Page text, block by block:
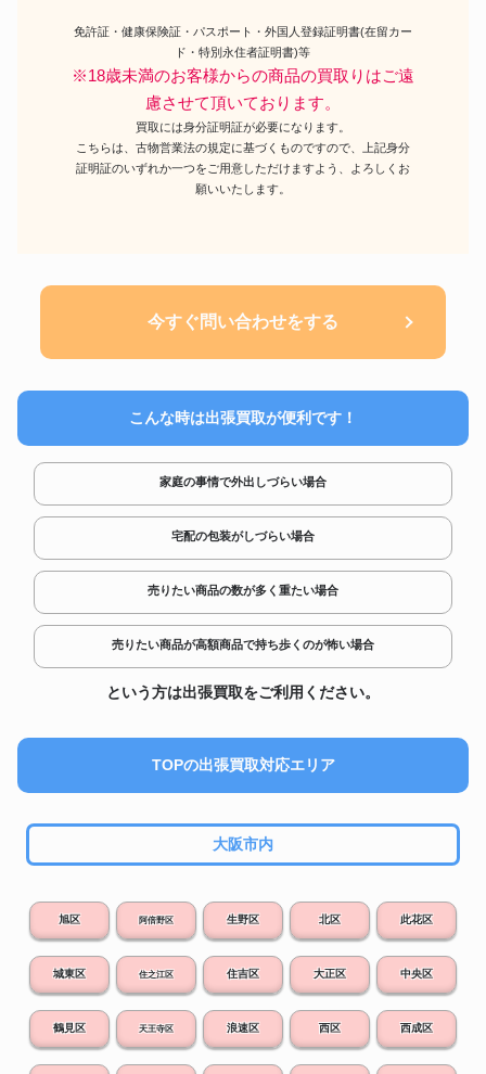
免許証・健康保険証・パスポート・外国人登録証明書(在留カー
ド・特別永住者証明書)等
※18歳未満のお客様からの商品の買取りはご遠
慮させて頂いております。
買取には身分証明証が必要になります。
こちらは、古物営業法の規定に基づくものですので、上記身分
証明証のいずれか一つをご用意しただけますよう、よろしくお
願いいたします。
今すぐ問い合わせをする
こんな時は出張買取が便利です！
家庭の事情で外出しづらい場合
宅配の包装がしづらい場合
売りたい商品の数が多く重たい場合
売りたい商品が高額商品で持ち歩くのが怖い場合
という方は出張買取をご利用ください。
TOPの出張買取対応エリア
大阪市内
旭区 阿倍野区 生野区 北区 此花区
城東区 住之江区 住吉区 大正区 中央区
鶴見区 天王寺区 浪速区 西区 西成区